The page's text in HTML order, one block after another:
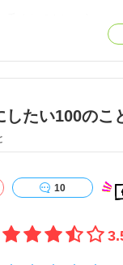
る。そんな彼を中心
るべく切磋琢磨して
ばれるキンバリーの
境に立ち向かう彼を
したい100のこ
10